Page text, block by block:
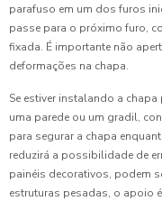
parafuso em um dos furos
passe para o próximo furo,
fixada. É importante não
deformações na chapa.
Se estiver instalando a
uma parede ou um gradil,
para segurar a chapa
reduzirá a possibilidade de
painéis decorativos, podem
estruturas pesadas, o apoio